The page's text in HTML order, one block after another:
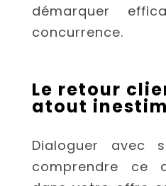
démarquer
concurrence.
Le retour
atout
Dialoguer avec
comprendre ce